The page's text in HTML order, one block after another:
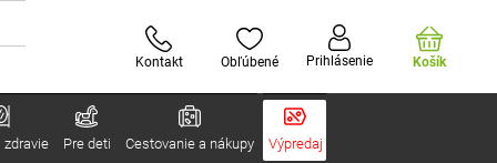
Kontakt Obľúbené Prihlásenie Košík
zdravie Pre deti Cestovanie a nákupy Výpredaj